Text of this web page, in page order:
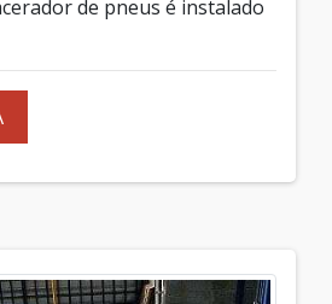
de pneus é instalado